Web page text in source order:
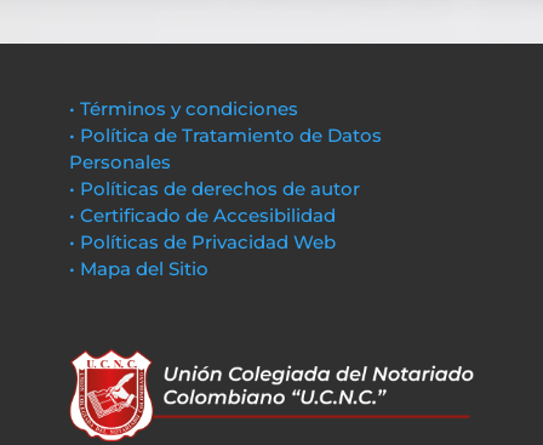
• Términos y condiciones
• Política de Tratamiento de Datos
Personales
• Políticas de derechos de autor
• Certificado de Accesibilidad
• Políticas de Privacidad Web
• Mapa del Sitio